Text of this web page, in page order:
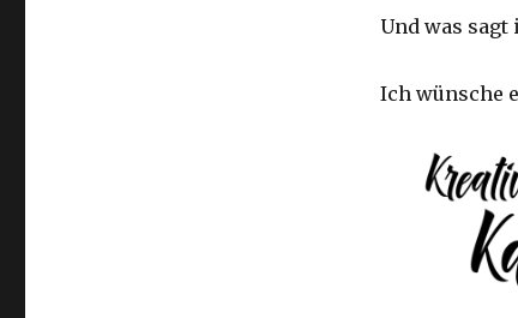
Und was sagt
Ich wünsche